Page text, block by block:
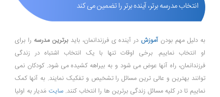
انتخاب مدرسه برتر، آینده برتر را تضمین می کند
به دلیل مهم بودن آموزشدر آینده ی فرزندانمان، بایدبرترین مدرسه را برای
او انتخاب نماییم. برخی اوقات تنها با یک انتخاب اشتباه در زندگی
فرزندانمان، راه آنها عوض می شود و به بیراهه کشیده می شود. کودکان نمی
توانند بهترین و عالی ترین مسائل را تشخیص و تفکیک نمایند. به آنها کمک
نماییم تا در کلیه مسائل زندگی برترین ها را انتخاب کنند.سایت مَدیار به اولیا